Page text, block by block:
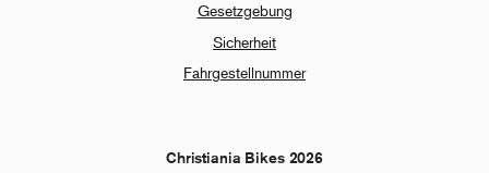
Gesetzgebung
Sicherheit
Fahrgestellnummer
Christiania Bikes 2026